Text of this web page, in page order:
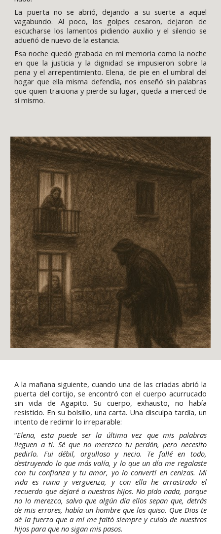
La puerta no se abrió, dejando a su suerte a aquel
vagabundo. Al poco, los golpes cesaron, dejaron de
escucharse los lamentos pidiendo auxilio y el silencio se
adueñó de nuevo de la estancia.
Esa noche quedó grabada en mi memoria como la noche
en que la justicia y la dignidad se impusieron sobre la
pena y el arrepentimiento. Elena, de pie en el umbral del
hogar que ella misma defendía, nos enseñó sin palabras
que quien traiciona y pierde su lugar, queda a merced de
sí mismo.
A la mañana siguiente, cuando una de las criadas abrió la
puerta del cortijo, se encontró con el cuerpo acurrucado
sin vida de Agapito. Su cuerpo, exhausto, no había
resistido. En su bolsillo, una carta. Una disculpa tardía, un
intento de redimir lo irreparable:
“Elena, esta puede ser la última vez que mis palabras
lleguen a ti. Sé que no merezco tu perdón, pero necesito
pedirlo. Fui débil, orgulloso y necio. Te fallé en todo,
destruyendo lo que más valía, y lo que un día me regalaste
con tu confianza y tu amor, yo lo convertí en cenizas. Mi
vida es ruina y vergüenza, y con ella he arrastrado el
recuerdo que dejaré a nuestros hijos. No pido nada, porque
no lo merezco, salvo que algún día ellos sepan que, detrás
de mis errores, había un hombre que los quiso. Que Dios te
dé la fuerza que a mí me faltó siempre y cuida de nuestros
hijos para que no sigan mis pasos.